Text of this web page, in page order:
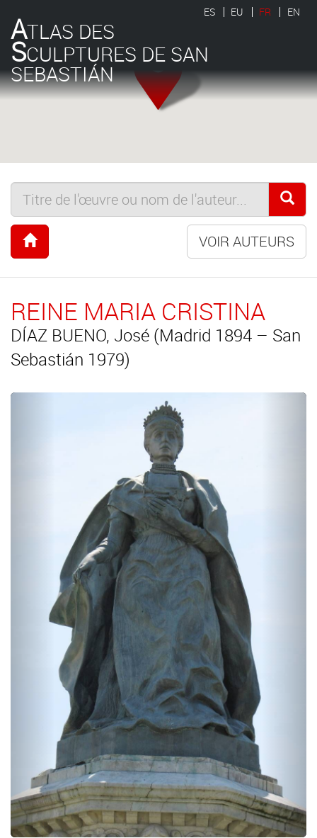
ATLAS DES
SCULPTURES DE SAN
SEBASTIÁN
ES EU FR EN
VOIR AUTEURS
REINE MARIA CRISTINA
DÍAZ BUENO, José (Madrid 1894 – San
Sebastián 1979)